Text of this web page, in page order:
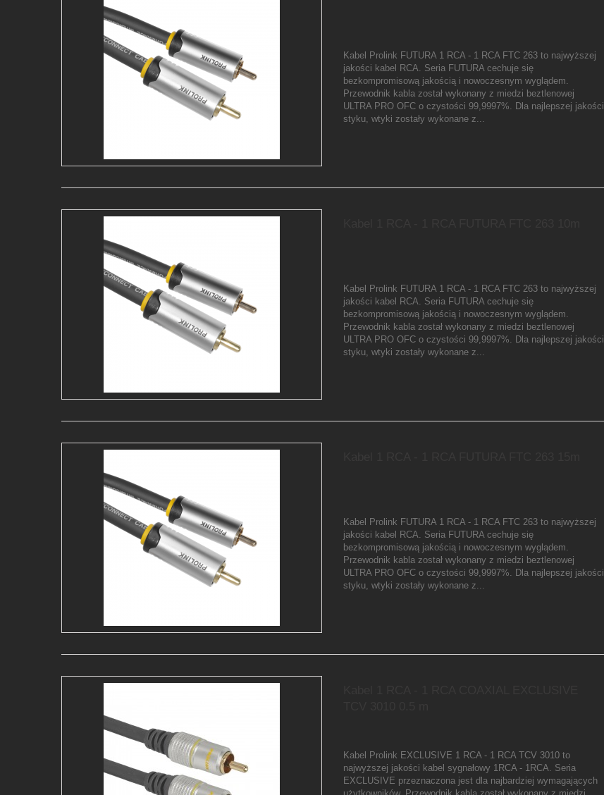
Kabel Prolink FUTURA 1 RCA - 1 RCA FTC 263 to najwyższej
jakości kabel RCA. Seria FUTURA cechuje się
bezkompromisową jakością i nowoczesnym wyglądem.
Przewodnik kabla został wykonany z miedzi beztlenowej
ULTRA PRO OFC o czystości 99,9997%. Dla najlepszej jakości
styku, wtyki zostały wykonane z...
Kabel Prolink FUTURA 1 RCA - 1 RCA FTC 263 to najwyższej
jakości kabel RCA. Seria FUTURA cechuje się
bezkompromisową jakością i nowoczesnym wyglądem.
Przewodnik kabla został wykonany z miedzi beztlenowej
ULTRA PRO OFC o czystości 99,9997%. Dla najlepszej jakości
styku, wtyki zostały wykonane z...
Kabel Prolink FUTURA 1 RCA - 1 RCA FTC 263 to najwyższej
jakości kabel RCA. Seria FUTURA cechuje się
bezkompromisową jakością i nowoczesnym wyglądem.
Przewodnik kabla został wykonany z miedzi beztlenowej
ULTRA PRO OFC o czystości 99,9997%. Dla najlepszej jakości
styku, wtyki zostały wykonane z...
Kabel Prolink EXCLUSIVE 1 RCA - 1 RCA TCV 3010 to
najwyższej jakości kabel sygnałowy 1RCA - 1RCA. Seria
EXCLUSIVE przeznaczona jest dla najbardziej wymagających